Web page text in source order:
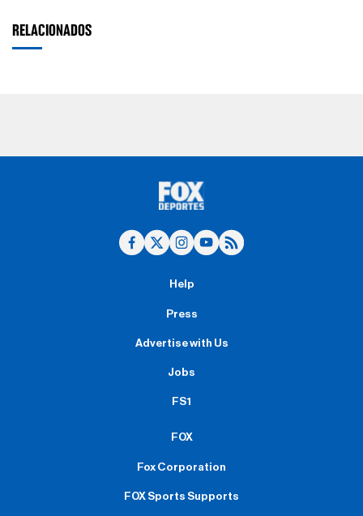
RELACIONADOS
Help
Press
Advertise with Us
Jobs
FS1
FOX
Fox Corporation
FOX Sports Supports